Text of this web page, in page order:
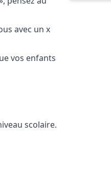
avec un x
vos enfants
scolaire.